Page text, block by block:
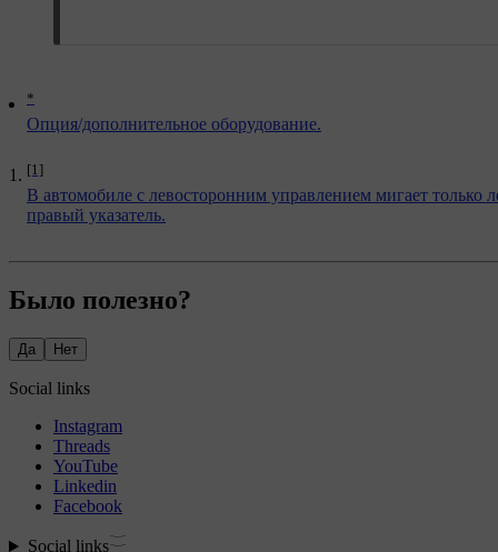
*
Опция/дополнительное оборудование.
[1]
В автомобиле с левосторонним управлением мигает только
правый указатель.
Было полезно?
Да Нет